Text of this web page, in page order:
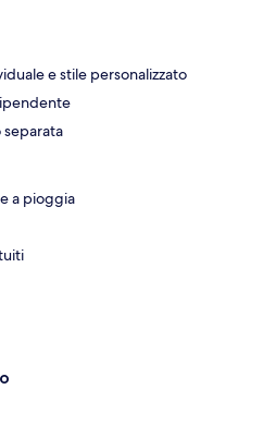
e stile personalizzato
a pioggia